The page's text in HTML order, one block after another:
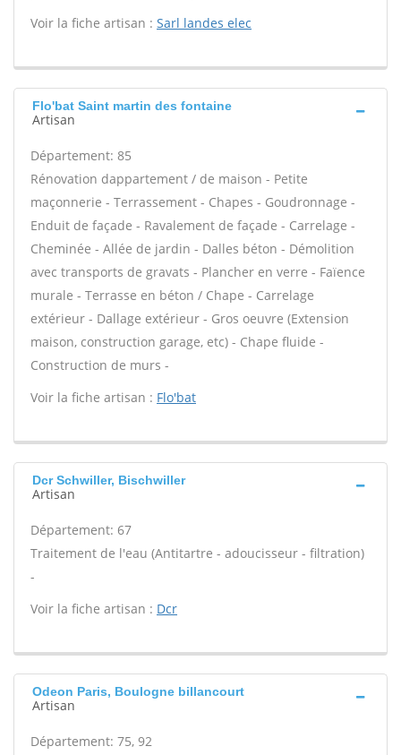
Voir la fiche artisan : Sarl landes elec
Flo'bat Saint martin des fontaine
Artisan
Département: 85
Rénovation dappartement / de maison - Petite
maçonnerie - Terrassement - Chapes - Goudronnage -
Enduit de façade - Ravalement de façade - Carrelage -
Cheminée - Allée de jardin - Dalles béton - Démolition
avec transports de gravats - Plancher en verre - Faïence
murale - Terrasse en béton / Chape - Carrelage
extérieur - Dallage extérieur - Gros oeuvre (Extension
maison, construction garage, etc) - Chape fluide -
Construction de murs -
Voir la fiche artisan : Flo'bat
Dcr Schwiller, Bischwiller
Artisan
Département: 67
Traitement de l'eau (Antitartre - adoucisseur - filtration)
-
Voir la fiche artisan : Dcr
Odeon Paris, Boulogne billancourt
Artisan
Département: 75, 92